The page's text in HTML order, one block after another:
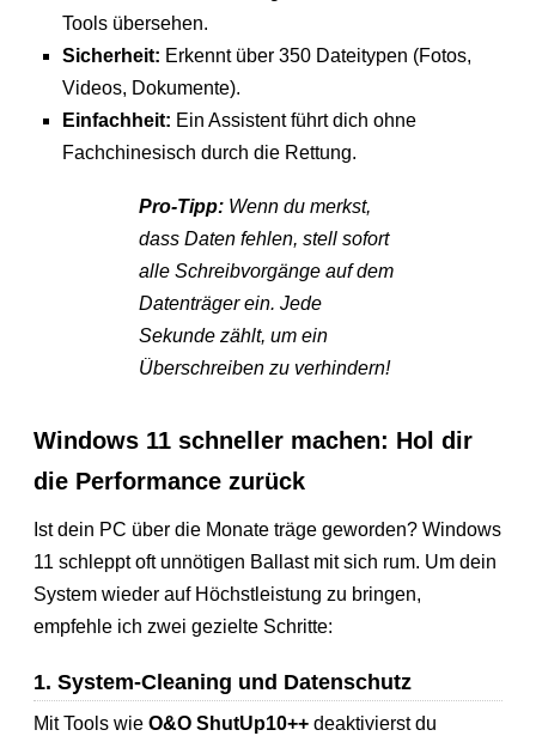
Tools übersehen.
Sicherheit: Erkennt über 350 Dateitypen (Fotos,
Videos, Dokumente).
Einfachheit: Ein Assistent führt dich ohne
Fachchinesisch durch die Rettung.
Pro-Tipp: Wenn du merkst,
dass Daten fehlen, stell sofort
alle Schreibvorgänge auf dem
Datenträger ein. Jede
Sekunde zählt, um ein
Überschreiben zu verhindern!
Windows 11 schneller machen: Hol dir
die Performance zurück
Ist dein PC über die Monate träge geworden? Windows
11 schleppt oft unnötigen Ballast mit sich rum. Um dein
System wieder auf Höchstleistung zu bringen,
empfehle ich zwei gezielte Schritte:
1. System-Cleaning und Datenschutz
Mit Tools wieO&O ShutUp10++ deaktivierst du